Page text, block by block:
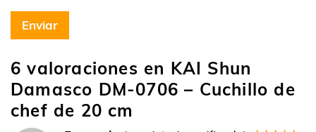
6 valoraciones en KAI Shun
Damasco DM-0706 – Cuchillo de
chef de 20 cm